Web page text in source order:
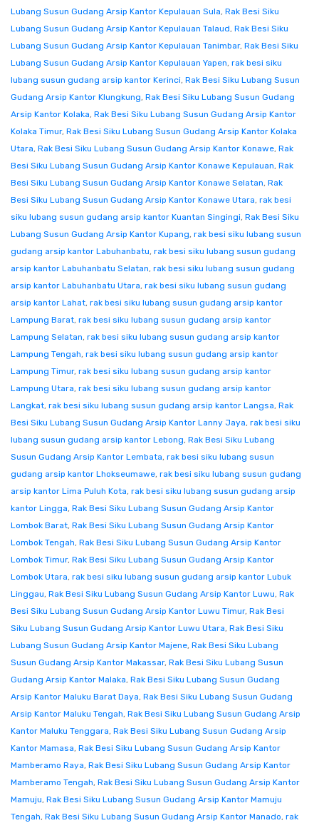
Lubang Susun Gudang Arsip Kantor Kepulauan Sula, Rak Besi Siku
Lubang Susun Gudang Arsip Kantor Kepulauan Talaud, Rak Besi Siku
Lubang Susun Gudang Arsip Kantor Kepulauan Tanimbar, Rak Besi Siku
Lubang Susun Gudang Arsip Kantor Kepulauan Yapen, rak besi siku
lubang susun gudang arsip kantor Kerinci, Rak Besi Siku Lubang Susun
Gudang Arsip Kantor Klungkung, Rak Besi Siku Lubang Susun Gudang
Arsip Kantor Kolaka, Rak Besi Siku Lubang Susun Gudang Arsip Kantor
Kolaka Timur, Rak Besi Siku Lubang Susun Gudang Arsip Kantor Kolaka
Utara, Rak Besi Siku Lubang Susun Gudang Arsip Kantor Konawe, Rak
Besi Siku Lubang Susun Gudang Arsip Kantor Konawe Kepulauan, Rak
Besi Siku Lubang Susun Gudang Arsip Kantor Konawe Selatan, Rak
Besi Siku Lubang Susun Gudang Arsip Kantor Konawe Utara, rak besi
siku lubang susun gudang arsip kantor Kuantan Singingi, Rak Besi Siku
Lubang Susun Gudang Arsip Kantor Kupang, rak besi siku lubang susun
gudang arsip kantor Labuhanbatu, rak besi siku lubang susun gudang
arsip kantor Labuhanbatu Selatan, rak besi siku lubang susun gudang
arsip kantor Labuhanbatu Utara, rak besi siku lubang susun gudang
arsip kantor Lahat, rak besi siku lubang susun gudang arsip kantor
Lampung Barat, rak besi siku lubang susun gudang arsip kantor
Lampung Selatan, rak besi siku lubang susun gudang arsip kantor
Lampung Tengah, rak besi siku lubang susun gudang arsip kantor
Lampung Timur, rak besi siku lubang susun gudang arsip kantor
Lampung Utara, rak besi siku lubang susun gudang arsip kantor
Langkat, rak besi siku lubang susun gudang arsip kantor Langsa, Rak
Besi Siku Lubang Susun Gudang Arsip Kantor Lanny Jaya, rak besi siku
lubang susun gudang arsip kantor Lebong, Rak Besi Siku Lubang
Susun Gudang Arsip Kantor Lembata, rak besi siku lubang susun
gudang arsip kantor Lhokseumawe, rak besi siku lubang susun gudang
arsip kantor Lima Puluh Kota, rak besi siku lubang susun gudang arsip
kantor Lingga, Rak Besi Siku Lubang Susun Gudang Arsip Kantor
Lombok Barat, Rak Besi Siku Lubang Susun Gudang Arsip Kantor
Lombok Tengah, Rak Besi Siku Lubang Susun Gudang Arsip Kantor
Lombok Timur, Rak Besi Siku Lubang Susun Gudang Arsip Kantor
Lombok Utara, rak besi siku lubang susun gudang arsip kantor Lubuk
Linggau, Rak Besi Siku Lubang Susun Gudang Arsip Kantor Luwu, Rak
Besi Siku Lubang Susun Gudang Arsip Kantor Luwu Timur, Rak Besi
Siku Lubang Susun Gudang Arsip Kantor Luwu Utara, Rak Besi Siku
Lubang Susun Gudang Arsip Kantor Majene, Rak Besi Siku Lubang
Susun Gudang Arsip Kantor Makassar, Rak Besi Siku Lubang Susun
Gudang Arsip Kantor Malaka, Rak Besi Siku Lubang Susun Gudang
Arsip Kantor Maluku Barat Daya, Rak Besi Siku Lubang Susun Gudang
Arsip Kantor Maluku Tengah, Rak Besi Siku Lubang Susun Gudang Arsip
Kantor Maluku Tenggara, Rak Besi Siku Lubang Susun Gudang Arsip
Kantor Mamasa, Rak Besi Siku Lubang Susun Gudang Arsip Kantor
Mamberamo Raya, Rak Besi Siku Lubang Susun Gudang Arsip Kantor
Mamberamo Tengah, Rak Besi Siku Lubang Susun Gudang Arsip Kantor
Mamuju, Rak Besi Siku Lubang Susun Gudang Arsip Kantor Mamuju
Tengah, Rak Besi Siku Lubang Susun Gudang Arsip Kantor Manado, rak